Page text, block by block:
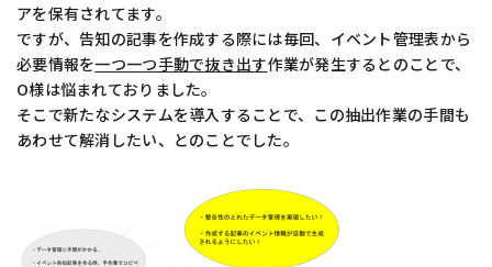
アを保有されてます。
ですが、告知の記事を作成する際には毎回、イベント管理表から
必要情報を一つ一つ手動で抜き出す作業が発生するとのことで、
O様は悩まれておりました。
そこで新たなシステムを導入することで、この抽出作業の手間も
あわせて解消したい、とのことでした。